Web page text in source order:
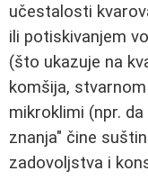
učestalosti
ili potiskivanjem
(što ukazuje na
komšija,
mikroklimi (npr.
znanja" čine
zadovoljstva i